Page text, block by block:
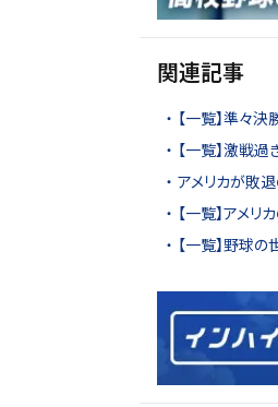
関連記事
【一覧】準々
【一覧】激戦
アメリカが敗
【一覧】アメ
【一覧】野球